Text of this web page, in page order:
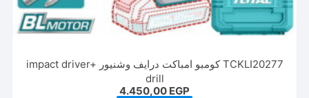
TCKLI20277 كومبو امباكت درايف وشنيور impact driver+
drill
4.450,00 EGP